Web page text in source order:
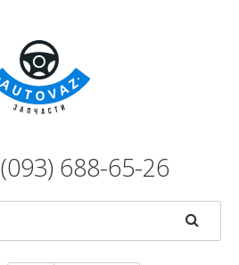
(093) 688-65-26